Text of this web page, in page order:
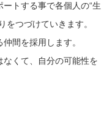
トする事で各個人の“生
をつづけていきます。
間を採用します。
くて、自分の可能性を